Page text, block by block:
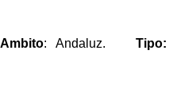
Ambito: Andaluz.Tipo: